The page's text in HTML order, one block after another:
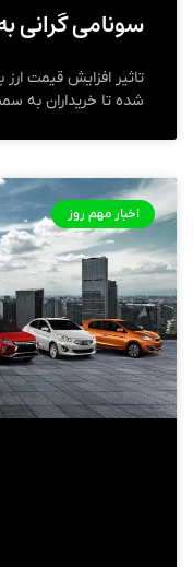
سونامی گرانی
تاثیر افزایش قیمت
شده تا خریداران به
اخبار مهم روز